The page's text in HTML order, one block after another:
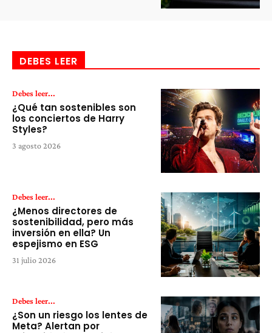
DEBES LEER
Debes leer...
¿Qué tan sostenibles son
los conciertos de Harry
Styles?
3 agosto 2026
Debes leer...
¿Menos directores de
sostenibilidad, pero más
inversión en ella? Un
espejismo en ESG
31 julio 2026
Debes leer...
¿Son un riesgo los lentes de
Meta? Alertan por